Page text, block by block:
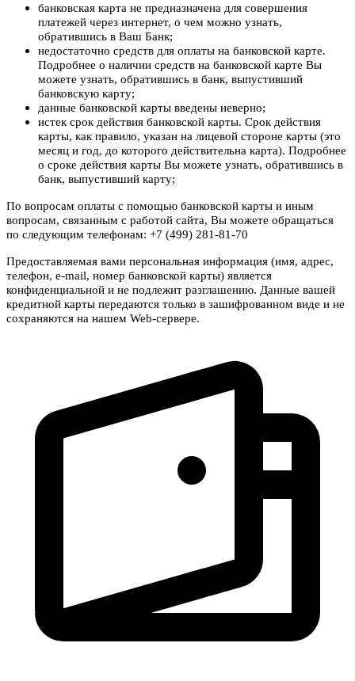
банковская карта не предназначена для совершения
платежей через интернет, о чем можно узнать,
обратившись в Ваш Банк;
недостаточно средств для оплаты на банковской карте.
Подробнее о наличии средств на банковской карте Вы
можете узнать, обратившись в банк, выпустивший
банковскую карту;
данные банковской карты введены неверно;
истек срок действия банковской карты. Срок действия
карты, как правило, указан на лицевой стороне карты (это
месяц и год, до которого действительна карта). Подробнее
о сроке действия карты Вы можете узнать, обратившись в
банк, выпустивший карту;
По вопросам оплаты с помощью банковской карты и иным
вопросам, связанным с работой сайта, Вы можете обращаться
по следующим телефонам: +7 (499) 281-81-70
Предоставляемая вами персональная информация (имя, адрес,
телефон, e-mail, номер банковской карты) является
конфиденциальной и не подлежит разглашению. Данные вашей
кредитной карты передаются только в зашифрованном виде и не
сохраняются на нашем Web-сервере.